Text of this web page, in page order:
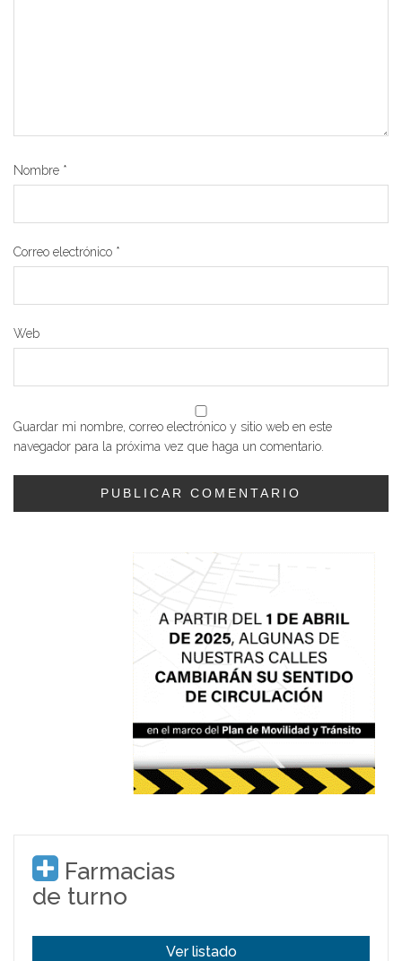
Nombre *
Correo electrónico *
Web
Guardar mi nombre, correo electrónico y sitio web en este
navegador para la próxima vez que haga un comentario.
Farmacias
de turno
Ver listado